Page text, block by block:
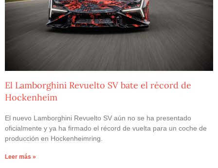
El Lamborghini Revuelto SV bate el récord de
Hockenheim
El nuevo Lamborghini Revuelto SV aún no se ha presentado
oficialmente y ya ha firmado el récord de vuelta para un coche de
producción en Hockenheimring.
Leer más »